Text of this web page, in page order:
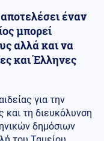
έναν
μπορεί
αλλά και να
και Έλληνες
για την
τη διευκόλυνση
δημόσιων